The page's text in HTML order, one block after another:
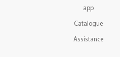
app
Catalogue
Assistance